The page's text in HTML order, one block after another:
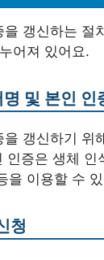
을 갱신하는 절
어져 있어요.
및 본인 인
을 갱신하기 위
인증은 생체 인
을 이용할 수
청